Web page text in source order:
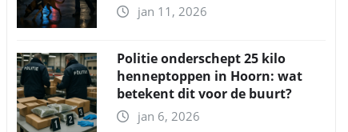
jan 11, 2026
Politie onderschept 25 kilo
henneptoppen in Hoorn: wat
betekent dit voor de buurt?
jan 6, 2026